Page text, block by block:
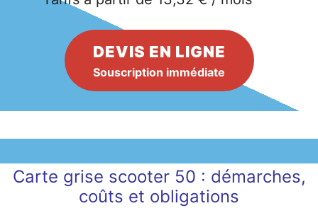
DEVIS EN LIGNE
Souscription immédiate
Carte grise scooter 50 : démarches,
coûts et obligations